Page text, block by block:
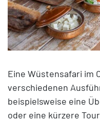
Eine Wüstensafari im
verschiedenen
beispielsweise eine
oder eine kürzere